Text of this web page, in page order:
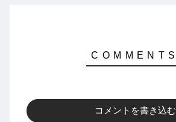
コメントを書き込む